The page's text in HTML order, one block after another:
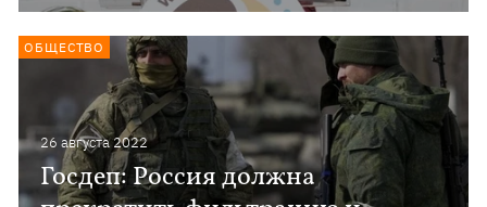
26 августа 2022
Госдеп: Россия должна
ОБЩЕСТВО